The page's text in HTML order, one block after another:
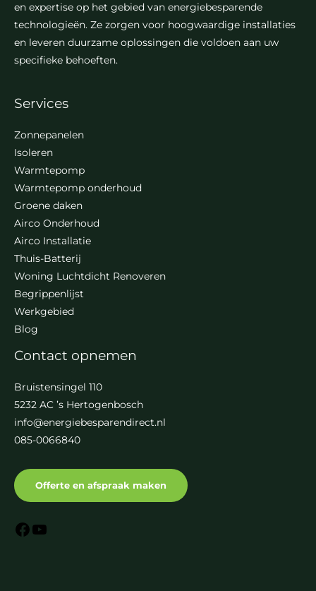
en expertise op het gebied van energiebesparende
technologieën. Ze zorgen voor hoogwaardige installaties
en leveren duurzame oplossingen die voldoen aan uw
specifieke behoeften.
Services
Zonnepanelen
Isoleren
Warmtepomp
Warmtepomp onderhoud
Groene daken
Airco Onderhoud
Airco Installatie
Thuis-Batterij
Woning Luchtdicht Renoveren
Begrippenlijst
Werkgebied
Blog
Contact opnemen
Bruistensingel 110
5232 AC ’s Hertogenbosch
info@energiebesparendirect.nl
085-0066840
Offerte en afspraak maken